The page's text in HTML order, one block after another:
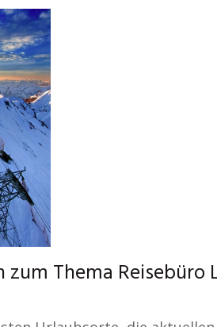
Thema Reisebüro